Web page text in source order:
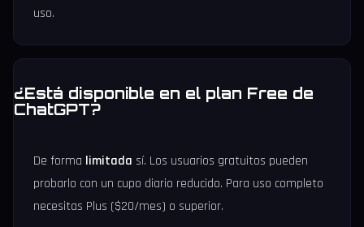
uso.
¿Está disponible en el plan Free de
ChatGPT?
De forma limitada sí. Los usuarios gratuitos pueden
probarlo con un cupo diario reducido. Para uso completo
necesitas Plus ($20/mes) o superior.